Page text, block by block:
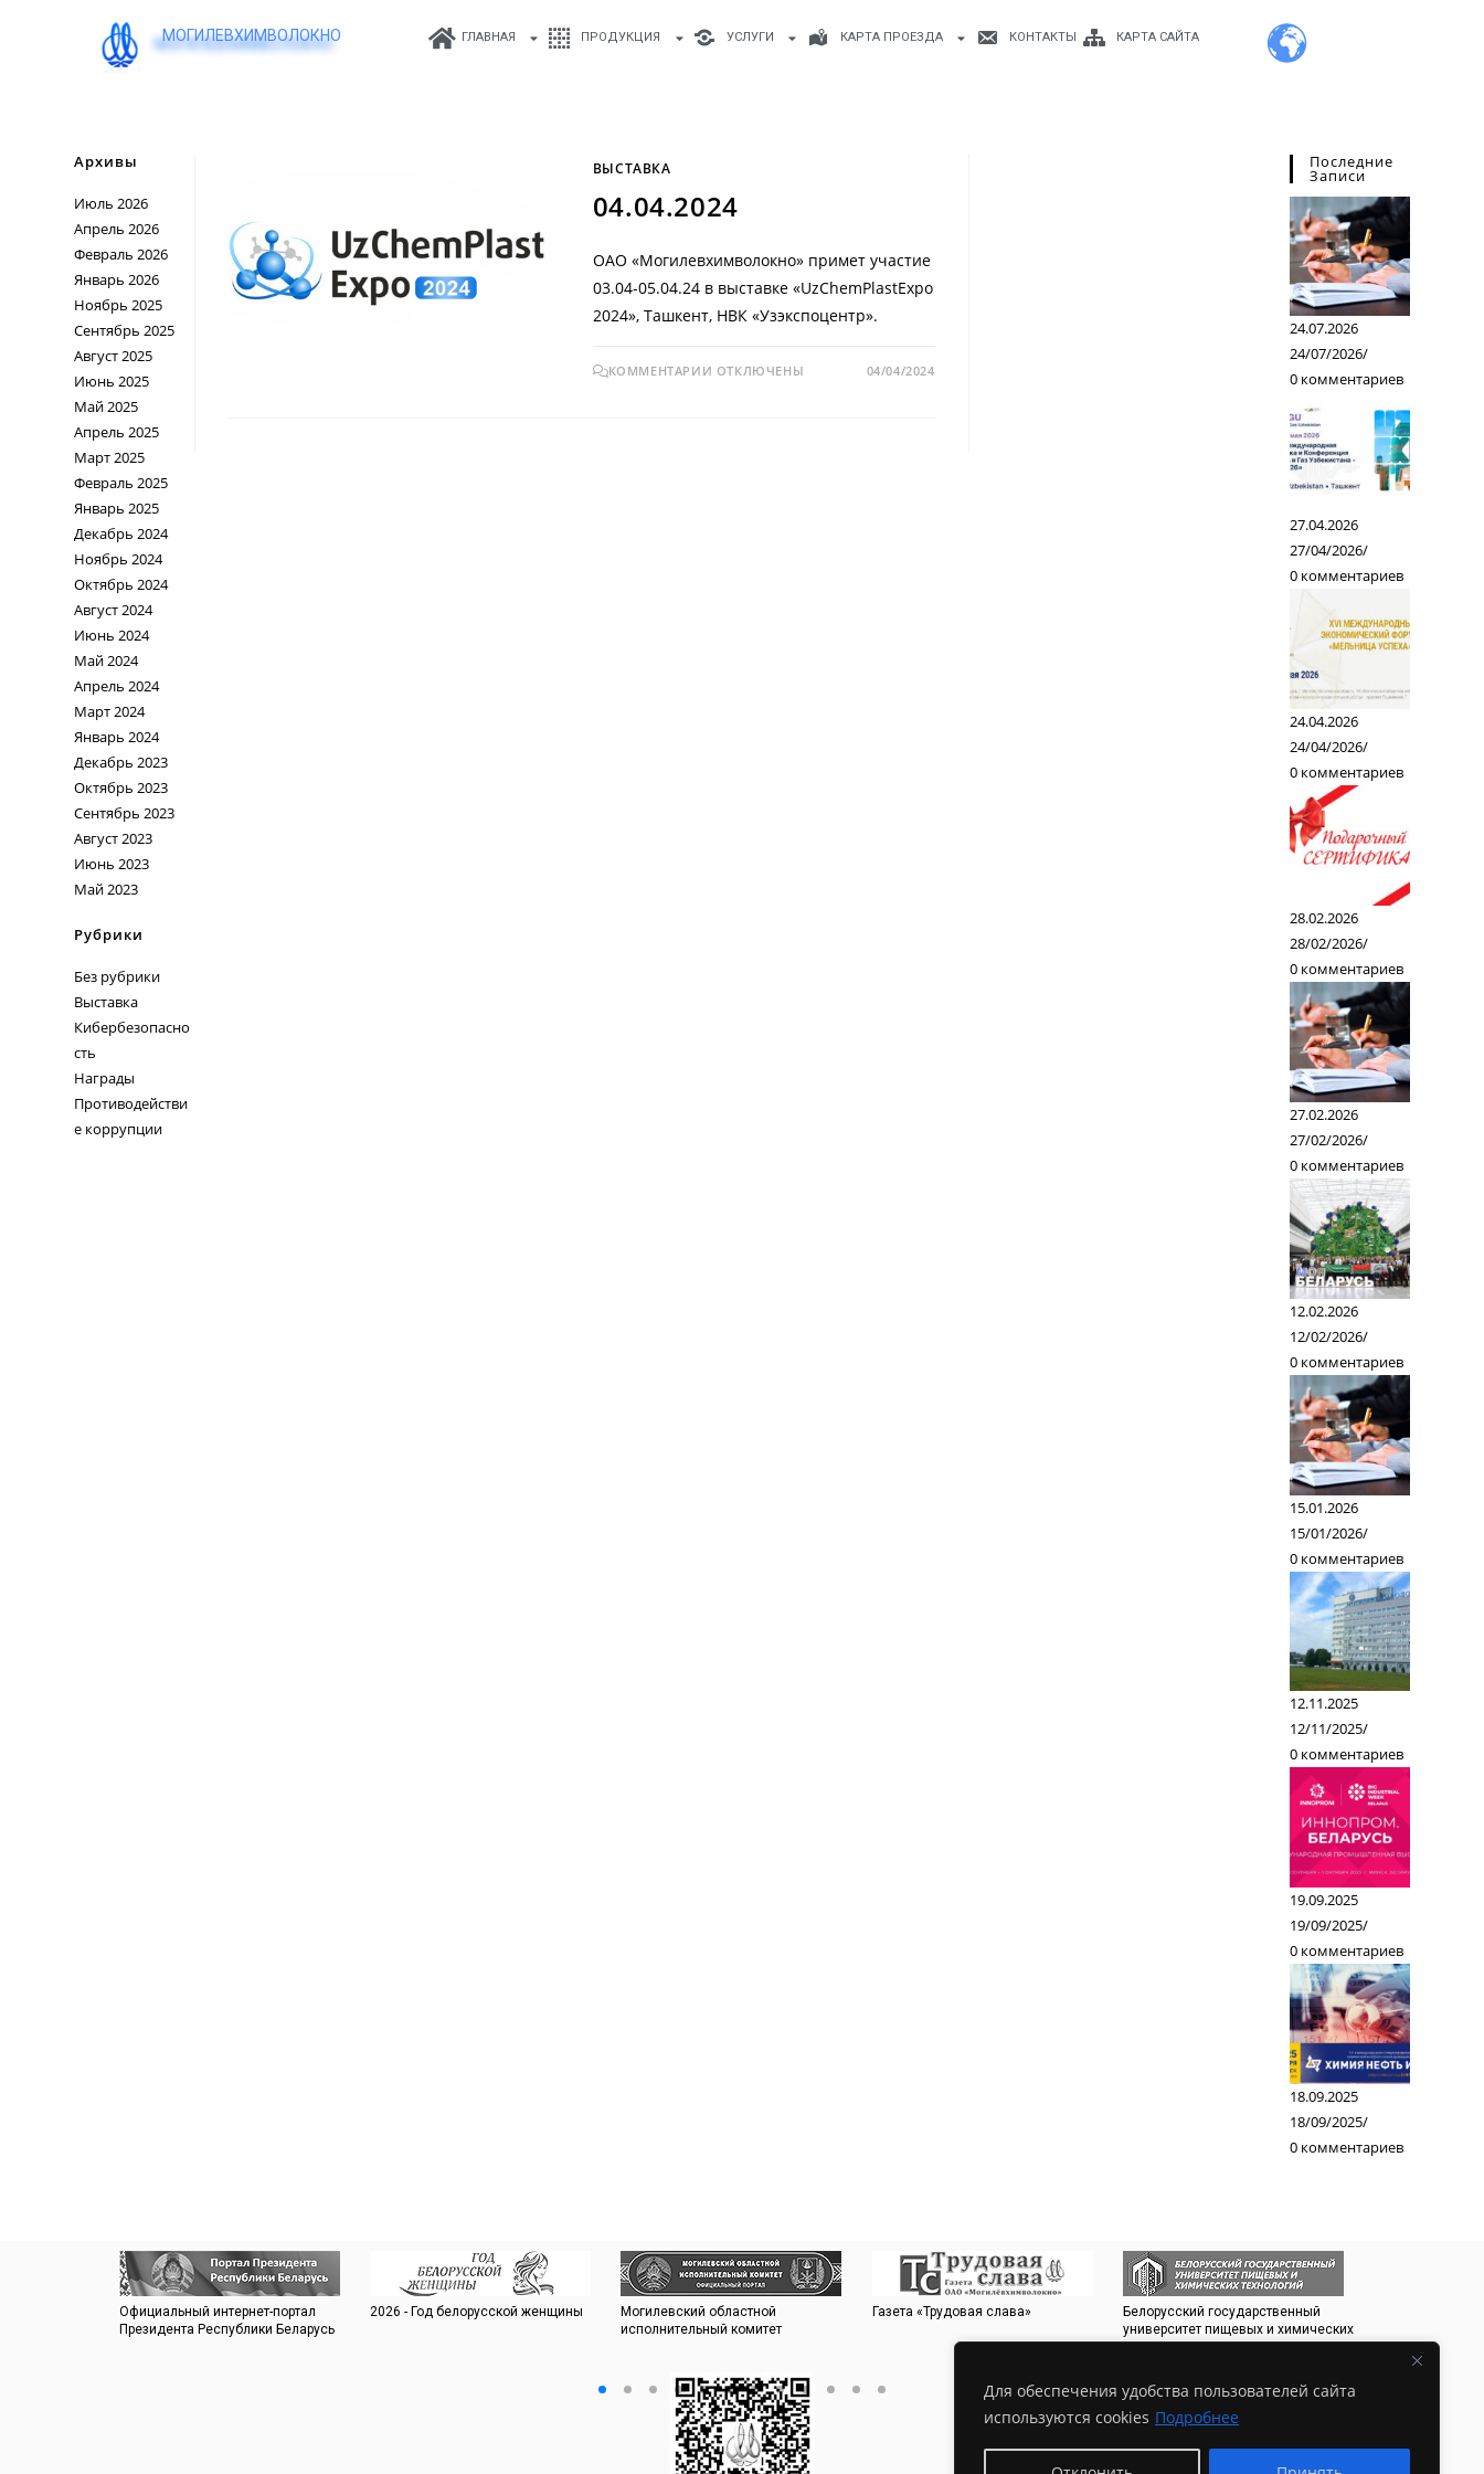
Для обеспечения удобства пользователей сайта
используются cookies Подробнее
МОГИЛЕВХИМВОЛОКНО ГЛАВНАЯ ПРОДУКЦИЯ УСЛУГИ КАРТА ПРОЕЗДА КОНТАКТЫ КАРТА САЙТА
ВЫСТАВКА
04.04.2024
ОАО «Могилевхимволокно» примет участие
03.04-05.04.24 в выставке «UzChemPlastExpo
2024», Ташкент, НВК «Узэкспоцентр».
КОММЕНТАРИИ ОТКЛЮЧЕНЫ 04/04/2024
Архивы
Июль 2026
Апрель 2026
Февраль 2026
Январь 2026
Ноябрь 2025
Сентябрь 2025
Август 2025
Июнь 2025
Май 2025
Апрель 2025
Март 2025
Февраль 2025
Январь 2025
Декабрь 2024
Ноябрь 2024
Октябрь 2024
Август 2024
Июнь 2024
Май 2024
Апрель 2024
Март 2024
Январь 2024
Декабрь 2023
Октябрь 2023
Сентябрь 2023
Август 2023
Июнь 2023
Май 2023
Рубрики
Без рубрики
Выставка
Кибербезопасно
сть
Награды
Противодействи
е коррупции
Последние
Записи
24.07.2026
24/07/2026/
0 комментариев
27.04.2026
27/04/2026/
0 комментариев
24.04.2026
24/04/2026/
0 комментариев
28.02.2026
28/02/2026/
0 комментариев
27.02.2026
27/02/2026/
0 комментариев
12.02.2026
12/02/2026/
0 комментариев
15.01.2026
15/01/2026/
0 комментариев
12.11.2025
12/11/2025/
0 комментариев
19.09.2025
19/09/2025/
0 комментариев
18.09.2025
18/09/2025/
0 комментариев
Официальный интернет-портал
Президента Республики Беларусь
2026 - Год белорусской женщины
Могилевский областной
исполнительный комитет
Газета «Трудовая слава»
Белорусский государственный
университет пищевых и химических
технологий